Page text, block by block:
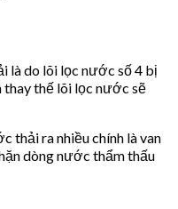
là do lõi lọc nước số 4 bị
thay thế lõi lọc nước sẽ
thải ra nhiều chính là van
dòng nước thẩm thấu